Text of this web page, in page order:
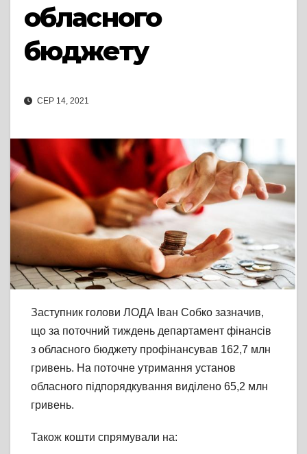
обласного
бюджету
СЕР 14, 2021
Заступник голови ЛОДА Іван Собко зазначив,
що за поточний тиждень департамент фінансів
з обласного бюджету профінансував 162,7 млн
гривень. На поточне утримання установ
обласного підпорядкування виділено 65,2 млн
гривень.
Також кошти спрямували на: